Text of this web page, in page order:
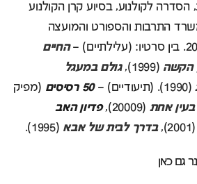
הסדרה לקולנוע, בסיוע קרן הקולנוע
התרבות והספורט והמועצה
החיים
הקשה (1999),
גולם במעגל
(1990). (תיעודיים) – 50 רסיסים
(מפיק
אחת (20009),
פדיון האב
(2001), בדרך לבית של אבא (1995).
גם כאן